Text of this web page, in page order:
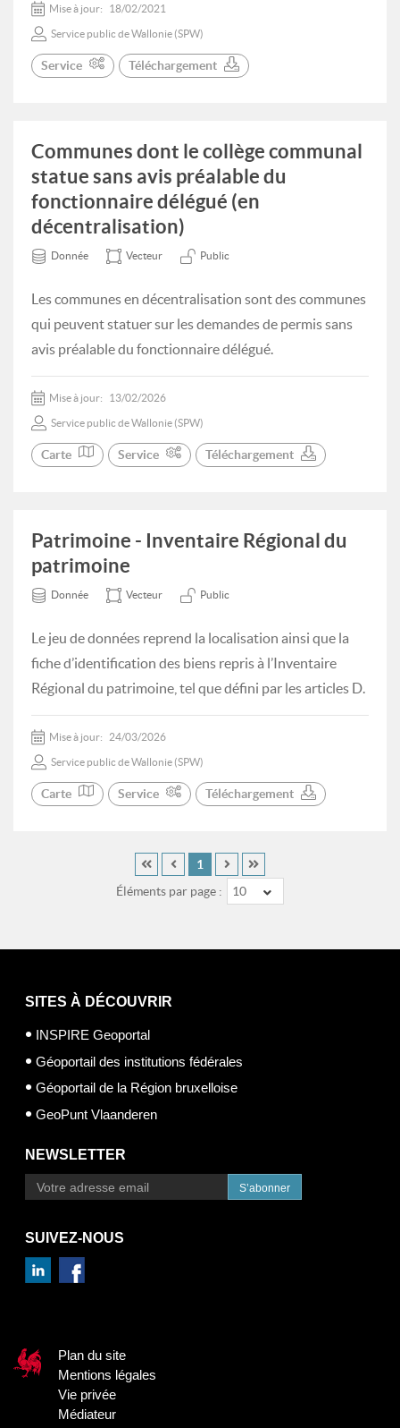
Mise à jour: 18/02/2021
Service public de Wallonie (SPW)
Service Téléchargement
Communes dont le collège communal
statue sans avis préalable du
fonctionnaire délégué (en
décentralisation)
Donnée Vecteur Public
Les communes en décentralisation sont des communes
qui peuvent statuer sur les demandes de permis sans
avis préalable du fonctionnaire délégué.
Mise à jour: 13/02/2026
Service public de Wallonie (SPW)
Carte Service Téléchargement
Patrimoine - Inventaire Régional du
patrimoine
Donnée Vecteur Public
Le jeu de données reprend la localisation ainsi que la
fiche d’identification des biens repris à l’Inventaire
Régional du patrimoine, tel que défini par les articles D.
Mise à jour: 24/03/2026
Service public de Wallonie (SPW)
Carte Service Téléchargement
Éléments par page : 10
1
SITES À DÉCOUVRIR
INSPIRE Geoportal
Géoportail des institutions fédérales
Géoportail de la Région bruxelloise
GeoPunt Vlaanderen
NEWSLETTER
S’abonner
SUIVEZ-NOUS
Plan du site
Mentions légales
Vie privée
Médiateur